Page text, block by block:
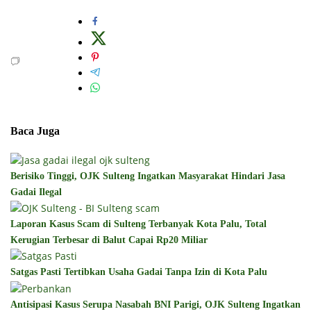
Baca Juga
Berisiko Tinggi, OJK Sulteng Ingatkan Masyarakat Hindari Jasa
Gadai Ilegal
Laporan Kasus Scam di Sulteng Terbanyak Kota Palu, Total
Kerugian Terbesar di Balut Capai Rp20 Miliar
Satgas Pasti Tertibkan Usaha Gadai Tanpa Izin di Kota Palu
Antisipasi Kasus Serupa Nasabah BNI Parigi, OJK Sulteng Ingatkan